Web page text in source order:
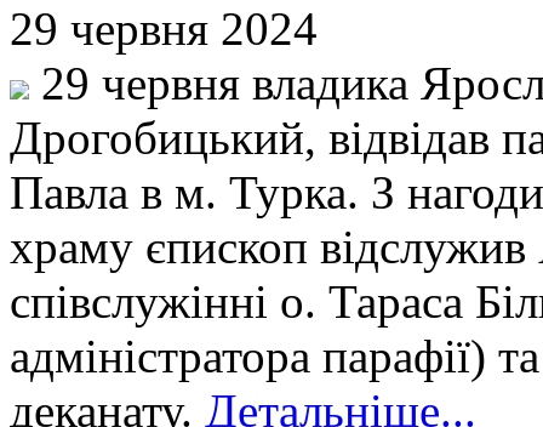
29 червня 2024
29 червня владика
Дрогобицький, відвідав
Павла в м. Турка. З
храму єпископ
співслужінні о. Тараса
адміністратора парафії)
деканату. Детальніше...